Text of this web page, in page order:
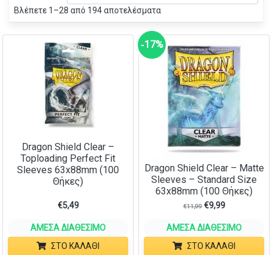
Βλέπετε 1–28 από 194 αποτελέσματα
Dragon Shield Clear –
Toploading Perfect Fit
Sleeves 63x88mm (100
Θήκες)
€5,49
ΆΜΕΣΑ ΔΙΑΘΈΣΙΜΟ
ΣΤΟ ΚΑΛΆΘΙ
‑17%
Dragon Shield Clear – Matte
Sleeves – Standard Size
63x88mm (100 Θήκες)
€11,99 €9,99
ΆΜΕΣΑ ΔΙΑΘΈΣΙΜΟ
ΣΤΟ ΚΑΛΆΘΙ